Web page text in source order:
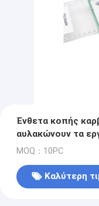
Ένθετα κοπής
αυλακώνουν τα
ένθετα
MOQ：10PC
Καλύτερη